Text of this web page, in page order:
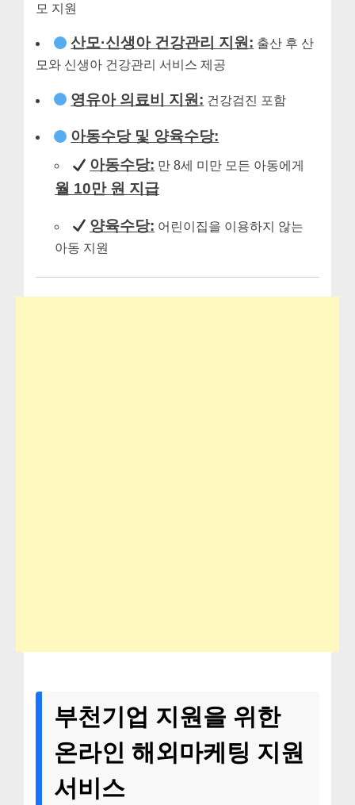
모 지원
산모·신생아 건강관리 지원: 출산 후 산
모와 신생아 건강관리 서비스 제공
영유아 의료비 지원: 건강검진 포함
아동수당 및 양육수당:
아동수당: 만 8세 미만 모든 아동에게
월 10만 원 지급
양육수당: 어린이집을 이용하지 않는
아동 지원
부천기업 지원을 위한
온라인 해외마케팅 지원
서비스